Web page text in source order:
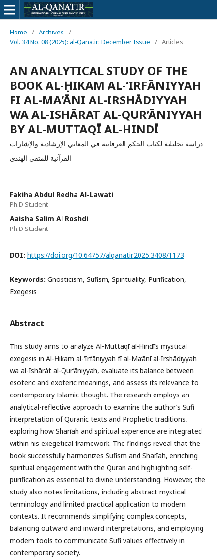
Home / Archives
/
Vol. 34 No. 08 (2025): al-Qanatir: December Issue
/ Articles
AN ANALYTICAL STUDY OF THE
BOOK AL-ḤIKAM AL-‘IRFĀNIYYAH
FI AL-MA‘ĀNI AL-IRSHĀDIYYAH
WA AL-ISHĀRAT AL-QUR’ĀNIYYAH
BY AL-MUTTAQĪ AL-HINDĪ
دراسة تحليلية لكتاب الحكم العرفانية في المعاني الإرشادية والإشارات
القرآنية للمتقي الهندي
Fakiha Abdul Redha Al-Lawati
Ph.D Student
Aaisha Salim Al Roshdi
Ph.D Student
DOI: https://doi.org/10.64757/alqanatir.2025.3408/1173
Keywords: Gnosticism, Sufism, Spirituality, Purification,
Exegesis
Abstract
This study aims to analyze Al-Muttaqī al-Hindī’s mystical
exegesis in Al-Ḥikam al-‘Irfāniyyah fī al-Ma‘ānī al-Irshādiyyah
wa al-Ishārāt al-Qur’āniyyah, evaluate its balance between
esoteric and exoteric meanings, and assess its relevance to
contemporary Islamic thought. The research employs an
analytical-reflective approach to examine the author’s Sufi
interpretation of Quranic texts and Prophetic traditions,
exploring how Sharīah and spiritual experience are integrated
within his exegetical framework. The findings reveal that the
book successfully harmonizes Sufism and Sharīah, enriching
spiritual engagement with the Quran and highlighting self-
purification as essential to divine understanding. However, the
study also notes limitations, including abstract mystical
terminology and limited practical application to modern
contexts. It recommends simplifying complex concepts,
balancing outward and inward interpretations, and employing
modern tools to communicate Sufi values effectively in
contemporary society.